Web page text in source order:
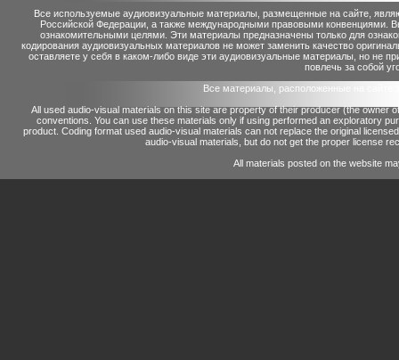
Все используемые аудиовизуальные материалы, размещенные на сайте,
Российской Федерации, а также международными правовыми конвенциями.
ознакомительными целями. Эти материалы предназначены только для
кодирования аудиовизуальных материалов не может заменить качество
оставляете у себя в каком-либо виде эти аудиовизуальные материалы, но не
повлечь за собой
Все материалы, расположенные на сайте
All used audio-visual materials on this site are property of their producer (the owner
conventions. You can use these materials only if using performed an exploratory
product. Coding format used audio-visual materials can not replace the original
audio-visual materials, but do not get the proper license
All materials posted on the website